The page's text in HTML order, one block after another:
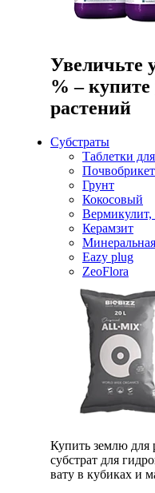
Увеличьте
% – купите
растений
Субстраты
Таблетки
Грунт
Кокосовый
Керамзит
Eazy plug
ZeoFlora
Купить землю для
субстрат для
вату в кубиках и